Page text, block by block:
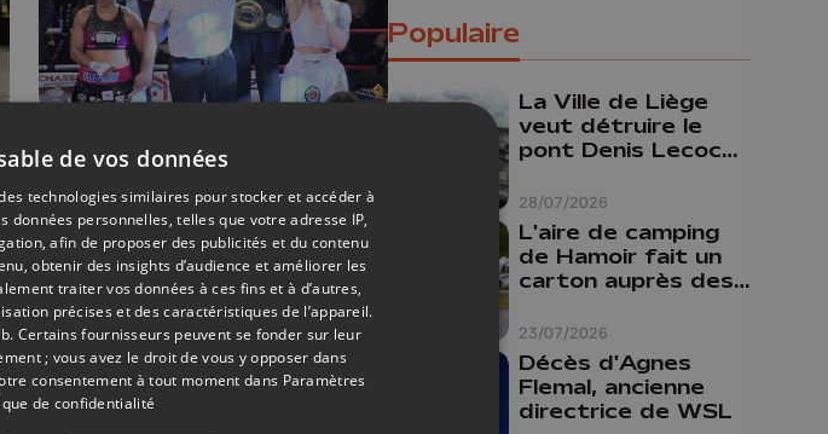
SPORTS
Boxe : une
championne du
monde
couronnée à
Herstal !
Populaire
28/07/2026
La Ville de Liège
veut détruire le
pont Denis Lecocq
budget pour le
faire
23/07/2026
L'aire de camping
de Hamoir fait un
carton auprès des
Décès d'Agnes
Flemal, ancienne
directrice de WSL
de vos données
technologies similaires pour stocker et accéder à
personnelles, telles que votre adresse IP,
afin de proposer des publicités et du contenu
obtenir des insights d’audience et améliorer les
traiter vos données à ces fins et à d’autres,
précises et des caractéristiques de l’appareil.
Certains fournisseurs peuvent se fonder sur leur
; vous avez le droit de vous y opposer dans
consentement à tout moment dans Paramètres
de confidentialité